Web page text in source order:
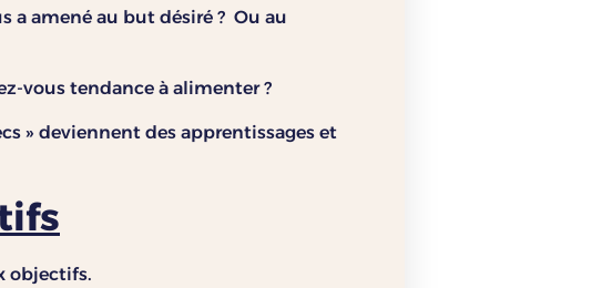
a amené au but désiré ? Ou au
vous tendance à alimenter ?
» deviennent des apprentissages et
objectifs.